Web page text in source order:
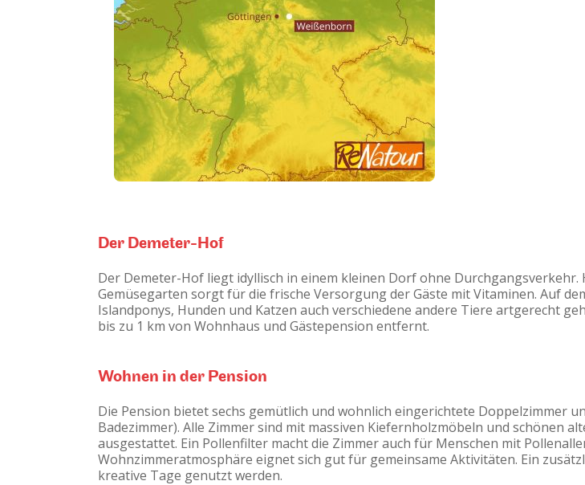
Der Demeter-Hof
Der Demeter-Hof liegt idyllisch in einem kleinen Dorf ohne
Gemüsegarten sorgt für die frische Versorgung der Gäste mit Vitaminen. Auf
Islandponys, Hunden und Katzen auch verschiedene andere Tiere artgerecht
bis zu 1 km von Wohnhaus und Gästepension entfernt.
Wohnen in der Pension
Die Pension bietet sechs gemütlich und wohnlich eingerichtete Doppelzimmer
Badezimmer). Alle Zimmer sind mit massiven Kiefernholzmöbeln und schönen
ausgestattet. Ein Pollenfilter macht die Zimmer auch für Menschen mit
Wohnzimmeratmosphäre eignet sich gut für gemeinsame Aktivitäten. Ein
kreative Tage genutzt werden.